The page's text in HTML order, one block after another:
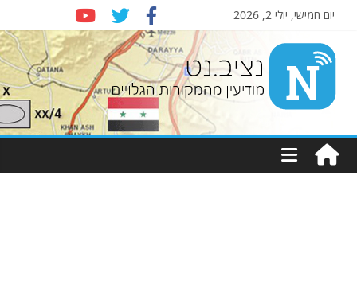
יום חמישי, יולי 2, 2026
Nziv.net
מודיעין
מהמקורות